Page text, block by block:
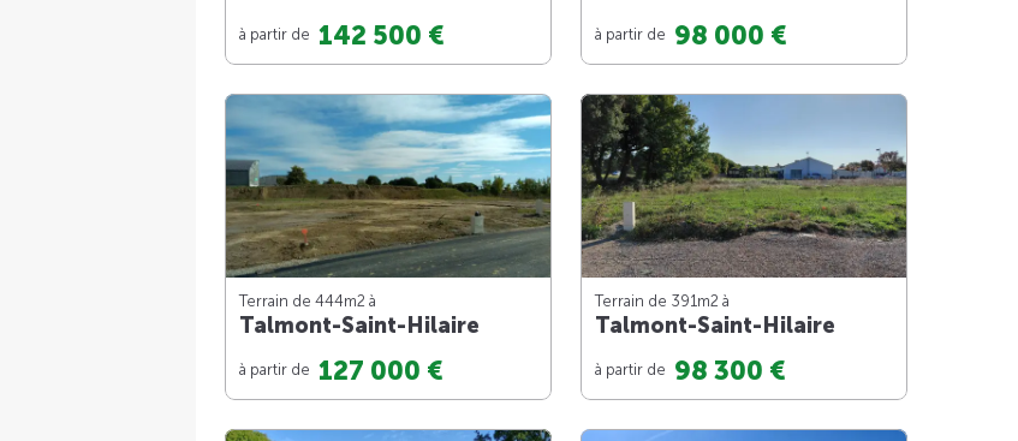
à partir de 142 500 € à partir de 98 000 €
Terrain de 444m2 à
Talmont-Saint-Hilaire
à partir de 127 000 €
Terrain de 391m2 à
Talmont-Saint-Hilaire
à partir de 98 300 €